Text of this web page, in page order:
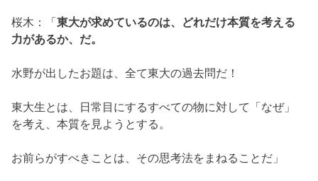
桜木：「東大が求めているのは、どれだけ本質を考える
力があるか、だ。
水野が出したお題は、全て東大の過去問だ！
東大生とは、日常目にするすべての物に対して「なぜ」
を考え、本質を見ようとする。
お前らがすべきことは、その思考法をまねることだ」